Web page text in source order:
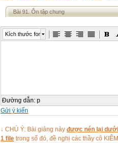
Bài 91. Ôn tập chung
Kích thước font
Đường dẫn: p
Gửi ý kiến
↓ CHÚ Ý: Bài giảng này được nén lại
1 file trong số đó, đề nghị các thầy cô